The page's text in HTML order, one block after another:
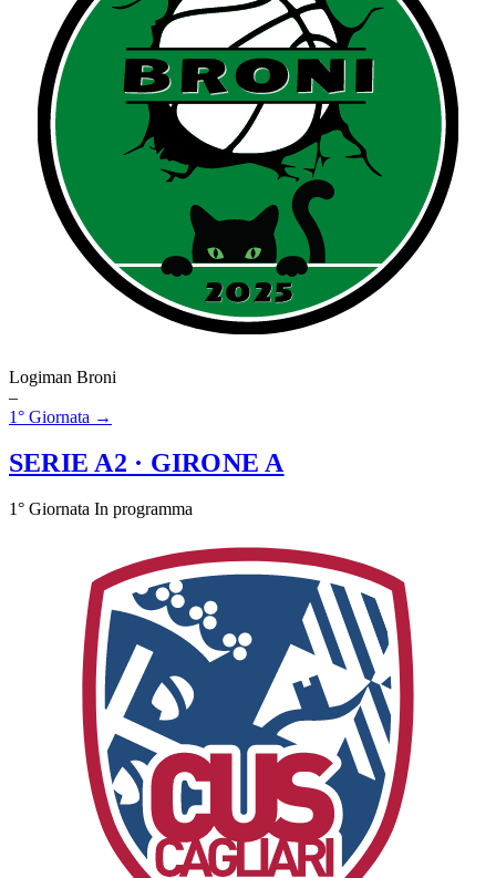
Logiman Broni
–
1° Giornata →
SERIE A2 · GIRONE A
1° Giornata In programma